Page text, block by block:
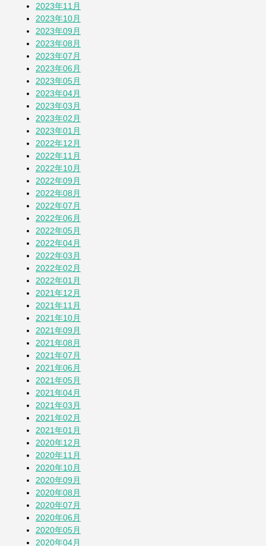
2023年11月
2023年10月
2023年09月
2023年08月
2023年07月
2023年06月
2023年05月
2023年04月
2023年03月
2023年02月
2023年01月
2022年12月
2022年11月
2022年10月
2022年09月
2022年08月
2022年07月
2022年06月
2022年05月
2022年04月
2022年03月
2022年02月
2022年01月
2021年12月
2021年11月
2021年10月
2021年09月
2021年08月
2021年07月
2021年06月
2021年05月
2021年04月
2021年03月
2021年02月
2021年01月
2020年12月
2020年11月
2020年10月
2020年09月
2020年08月
2020年07月
2020年06月
2020年05月
2020年04月